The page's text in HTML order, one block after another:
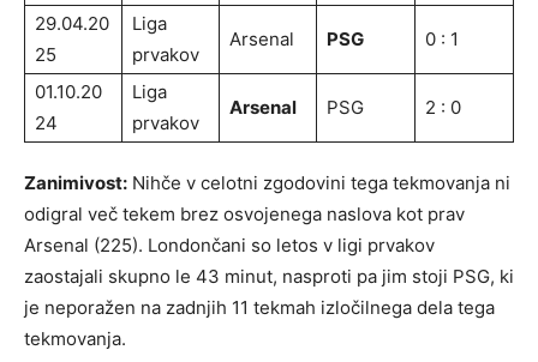
29.04.20
25
Liga
prvakov
Arsenal PSG 0 : 1
01.10.20
24
Liga
prvakov
Arsenal PSG 2 : 0
Zanimivost: Nihče v celotni zgodovini tega tekmovanja ni
odigral več tekem brez osvojenega naslova kot prav
Arsenal (225). Londončani so letos v ligi prvakov
zaostajali skupno le 43 minut, nasproti pa jim stoji PSG, ki
je neporažen na zadnjih 11 tekmah izločilnega dela tega
tekmovanja.